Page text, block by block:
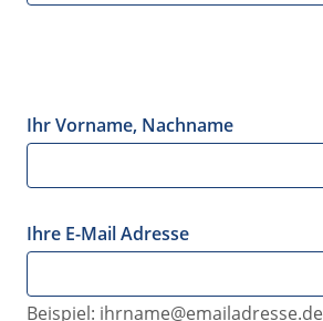
Ihr Vorname, Nachname
Ihre E-Mail Adresse
Beispiel: ihrname@emailadresse.de